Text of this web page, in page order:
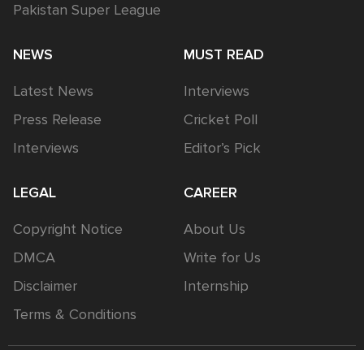
Pakistan Super League
NEWS
Latest News
Press Release
Interviews
MUST READ
Interviews
Cricket Poll
Editor’s Pick
LEGAL
Copyright Notice
DMCA
Disclaimer
Terms & Conditions
CAREER
About Us
Write for Us
Internship